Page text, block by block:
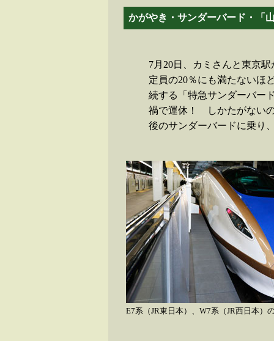
かがやき・サンダーバード・「
7月20日、カミさんと東京
定員の20％にも満たないほ
続する「特急サンダーバー
禍で運休！ しかたがない
後のサンダーバードに乗り
E7系（JR東日本）、W7系（JR西日本）